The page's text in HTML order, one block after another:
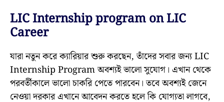
LIC Internship program on LIC
Career
যারা নতুন করে ক্যারিয়ার শুরু করছেন, তাঁদের সবার জন্য LIC
Internship Program অবশ্যই ভালো সুযোগ। এখান থেকে
পরবর্তীকালে ভালো চাকরি পেতে পারবেন। তবে অবশ্যই জেনে
নেওয়া দরকার এখানে আবেদন করতে হলে কি যোগ্যতা লাগবে,